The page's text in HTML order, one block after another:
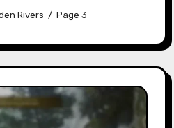
Rivers Page 3